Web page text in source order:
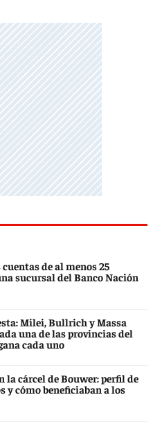
de al menos 25
sucursal del Banco Nación
Milei, Bullrich y Massa
una de las provincias del
cada uno
la cárcel de Bouwer: perfil de
y cómo beneficiaban a los